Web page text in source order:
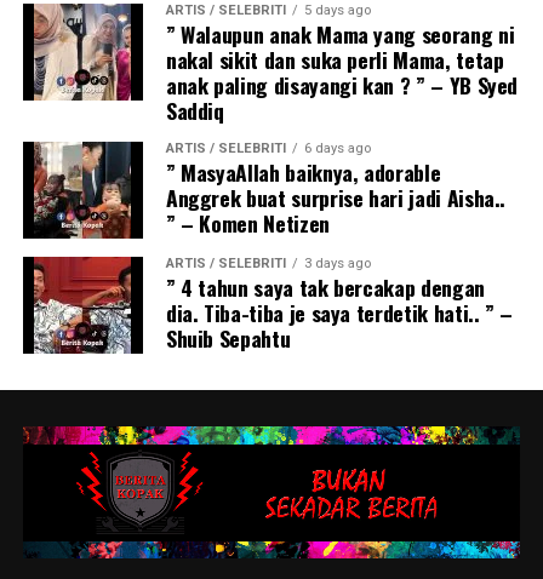
ARTIS / SELEBRITI 5 days ago
” Walaupun anak Mama yang seorang ni
nakal sikit dan suka perli Mama, tetap
anak paling disayangi kan ? ” – YB Syed
Saddiq
ARTIS / SELEBRITI 6 days ago
” MasyaAllah baiknya, adorable
Anggrek buat surprise hari jadi Aisha..
” – Komen Netizen
ARTIS / SELEBRITI 3 days ago
” 4 tahun saya tak bercakap dengan
dia. Tiba-tiba je saya terdetik hati.. ” –
Shuib Sepahtu